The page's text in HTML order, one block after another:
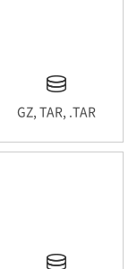
GZ, TAR, .TAR